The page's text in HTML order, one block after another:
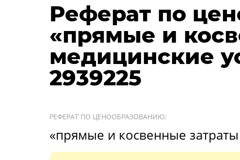
Реферат по
«прямые и
медицинские
2939225
РЕФЕРАТ ПО ЦЕНООБРАЗОВАНИЮ:
«прямые и косвенные